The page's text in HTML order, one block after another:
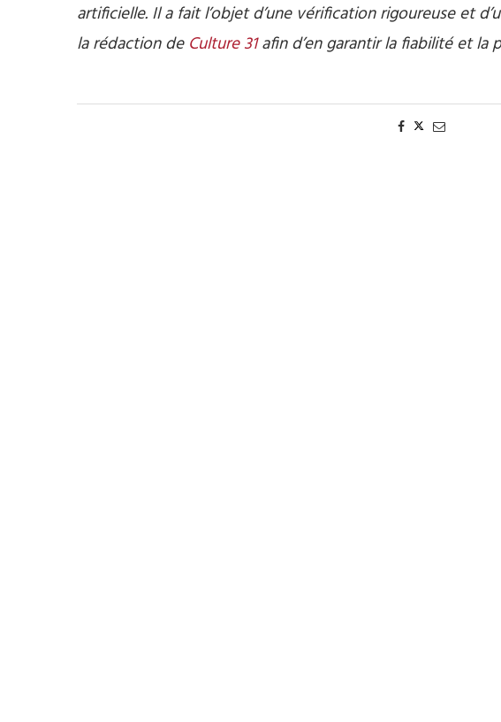
artificielle. Il a fait l’objet d’une vérification rigoureuse et
la rédaction de Culture 31afin d’en garantir la fiabilité et la